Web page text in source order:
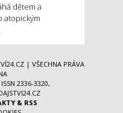
dětem a
atopickým
| VŠECHNA PRÁVA
2336-3320,
& RSS